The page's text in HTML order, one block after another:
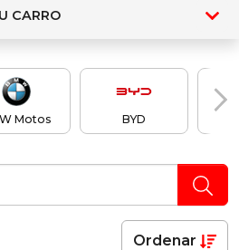
CARRO
Motos BYD
Ordenar